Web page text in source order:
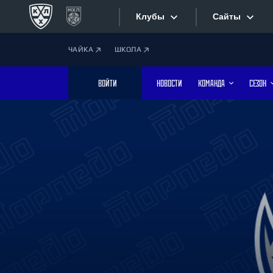
Клубы
Дивизион Боброва
Лада
Сайты
Фотобанк
ЧАЙКА ШКОЛА
ВОЙТИ НОВОСТИ КОМАНДА СЕЗОН